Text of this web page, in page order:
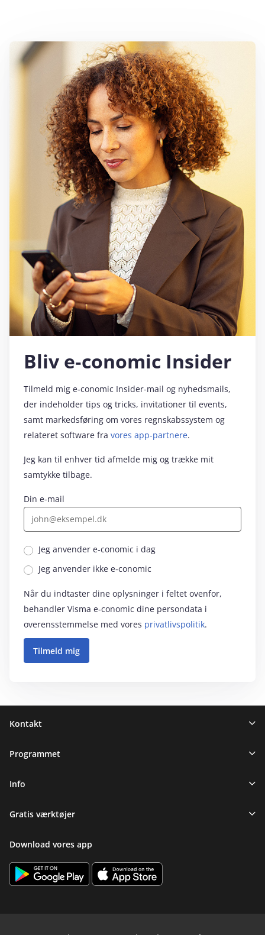
Bliv e‑conomic Insider
Tilmeld mig e‑conomic Insider-mail og nyhedsmails,
der indeholder tips og tricks, invitationer til events,
samt markedsføring om vores regnskabssystem og
relateret software fra vores app-partnere.
Jeg kan til enhver tid afmelde mig og trække mit
samtykke tilbage.
Din e-mail
Jeg anvender e‑conomic i dag
Jeg anvender ikke e‑conomic
Når du indtaster dine oplysninger i feltet ovenfor,
behandler Visma e‑conomic dine persondata i
overensstemmelse med vores privatlivspolitik.
Sidefod
Kontakt
Programmet
Info
Gratis værktøjer
Download vores app